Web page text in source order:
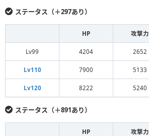
ステータス（＋297あり）
HP 攻撃力
Lv99 4204 2652
Lv110 7900 5133
Lv120 8222 5240
ステータス（＋891あり）
HP 攻撃力